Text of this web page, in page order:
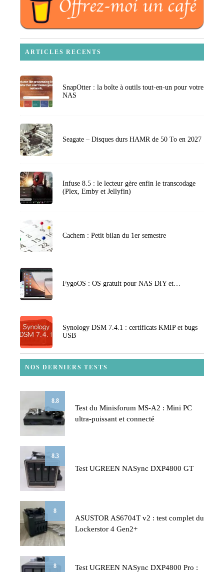
ARTICLES RECENTS
SnapOtter : la boîte à outils tout-en-un pour votre
NAS
Seagate – Disques durs HAMR de 50 To en 2027
Infuse 8.5 : le lecteur gère enfin le transcodage
(Plex, Emby et Jellyfin)
Cachem : Petit bilan du 1er semestre
FygoOS : OS gratuit pour NAS DIY et…
Synology DSM 7.4.1 : certificats KMIP et bugs
USB
NOS DERNIERS TESTS
8.8
Test du Minisforum MS-A2 : Mini PC
ultra-puissant et connecté
8.3
Test UGREEN NASync DXP4800 GT
8
ASUSTOR AS6704T v2 : test complet du
Lockerstor 4 Gen2+
8
Test UGREEN NASync DXP4800 Pro :